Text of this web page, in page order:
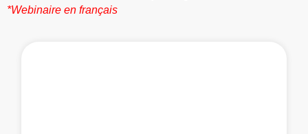
*Webinaire en français